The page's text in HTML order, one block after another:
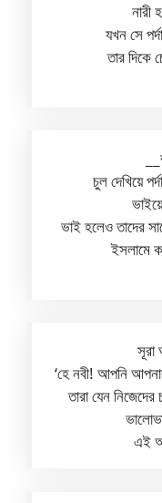
নারী
যখন সে
তার
চুল দেখিয়ে
ভাই হলেও তাদের
ইসলামে
‘হে নবী! আপনি
তারা যেন
এই